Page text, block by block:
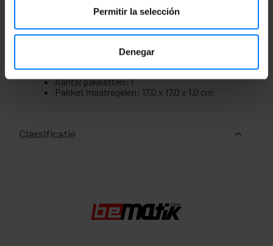
Permitir la selección
Denegar
Maten en gewichten
Bruto gewicht: 64 g
Productafmetingen (breedte x diepte x
hoogte): 17.0 x 17.0 x 1.0 cm
Aantal pakketten: 1
Pakket maatregelen: 17.0 x 17.0 x 1.0 cm
Classificatie